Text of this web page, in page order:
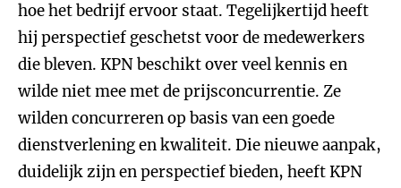
hoe het bedrijf ervoor staat. Tegelijkertijd heeft
hij perspectief geschetst voor de medewerkers
die bleven. KPN beschikt over veel kennis en
wilde niet mee met de prijsconcurrentie. Ze
wilden concurreren op basis van een goede
dienstverlening en kwaliteit. Die nieuwe aanpak,
duidelijk zijn en perspectief bieden, heeft KPN